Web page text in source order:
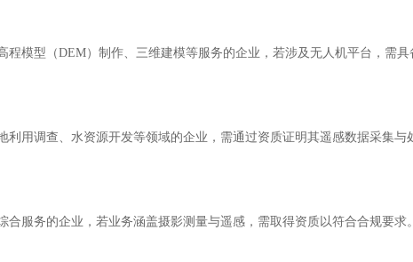
程模型（DEM）制作、三维建模等服务的企业，若涉及无人机平台，需具
利用调查、水资源开发等领域的企业，需通过资质证明其遥感数据采集与
合服务的企业，若业务涵盖摄影测量与遥感，需取得资质以符合合规要求